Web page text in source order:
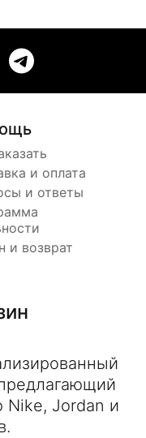
и оплата
и ответы
и возврат
Nike, Jordan и